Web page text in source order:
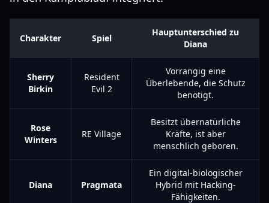
Charakter Spiel
Hauptunterschied zu
Diana
Sherry
Birkin
Resident
Evil 2
Vorrangig eine
Überlebende, die Schutz
benötigt.
Rose
Winters
RE Village
Besitzt übernatürliche
Kräfte, ist aber
menschlich geboren.
Diana Pragmata
Ein digital-biologischer
Hybrid mit Hacking-
Fähigkeiten.